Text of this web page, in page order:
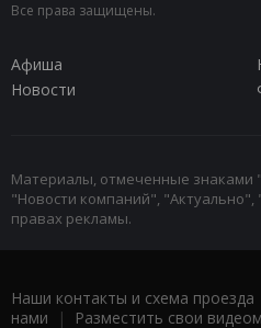
Все права защищены.
Афиша
Новости
Материалы, отмеченные знаками
"Новости компаний",
правах рекламы.
Наши контакты и схема проезда
нами | Разместить свои